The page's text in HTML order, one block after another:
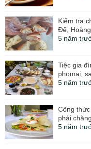
Kiểm tra
Đế,
5 năm
Tiệc gia
phomai,
5 năm
Công
phải chăng
5 năm